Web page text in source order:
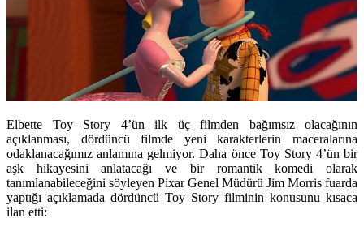
Elbette Toy Story 4’ün ilk üç filmden bağımsız olacağının
açıklanması, dördüncü filmde yeni karakterlerin maceralarına
odaklanacağımız anlamına gelmiyor. Daha önce Toy Story 4’ün bir
aşk hikayesini anlatacağı ve bir romantik komedi olarak
tanımlanabileceğini söyleyen Pixar Genel Müdürü Jim Morris fuarda
yaptığı açıklamada dördüncü Toy Story filminin konusunu kısaca
ilan etti: